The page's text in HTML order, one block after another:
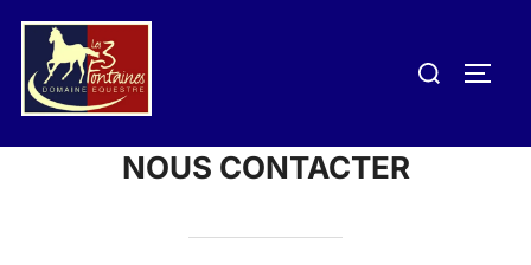
Aller
contenu
Rechercher :
NOUS CONTACTER